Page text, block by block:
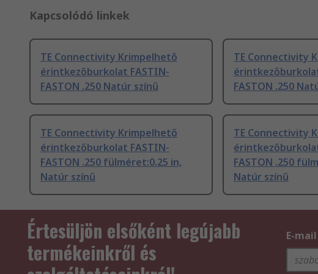
Kapcsolódó linkek
TE Connectivity Krimpelhető
érintkezőburkolat FASTIN-
FASTON .250 Natúr színű
TE Connectivity
FASTON .250
TE Connectivity Krimpelhető
érintkezőburkolat FASTIN-
FASTON .250 fülméret:0.25 in,
Natúr színű
TE Connectivity
FASTON .250
Natúr színű
Értesüljön elsőként legújabb
termékeinkről és
E-